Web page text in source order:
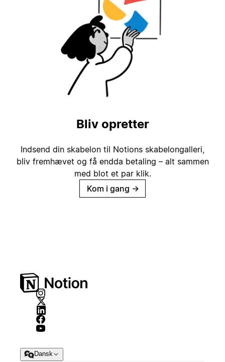
Bliv opretter
Indsend din skabelon til Notions skabelongalleri,
bliv fremhævet og få endda betaling – alt sammen
med blot et par klik.
Kom i gang →
Dansk